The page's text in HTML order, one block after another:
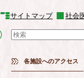
サイトマップ 社会
各施設へのアクセス